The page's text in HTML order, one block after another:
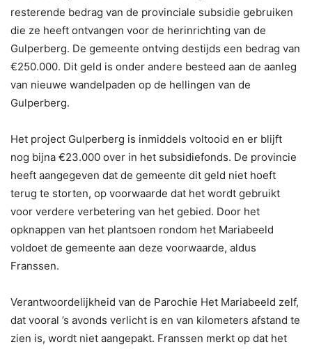
resterende bedrag van de provinciale subsidie gebruiken
die ze heeft ontvangen voor de herinrichting van de
Gulperberg. De gemeente ontving destijds een bedrag van
€250.000. Dit geld is onder andere besteed aan de aanleg
van nieuwe wandelpaden op de hellingen van de
Gulperberg.
Het project Gulperberg is inmiddels voltooid en er blijft
nog bijna €23.000 over in het subsidiefonds. De provincie
heeft aangegeven dat de gemeente dit geld niet hoeft
terug te storten, op voorwaarde dat het wordt gebruikt
voor verdere verbetering van het gebied. Door het
opknappen van het plantsoen rondom het Mariabeeld
voldoet de gemeente aan deze voorwaarde, aldus
Franssen.
Verantwoordelijkheid van de Parochie Het Mariabeeld zelf,
dat vooral ’s avonds verlicht is en van kilometers afstand te
zien is, wordt niet aangepakt. Franssen merkt op dat het